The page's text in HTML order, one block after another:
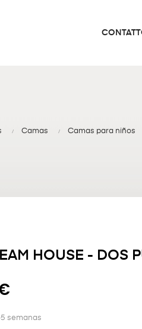
Camas Camas para niños
HOUSE - DOS
semanas